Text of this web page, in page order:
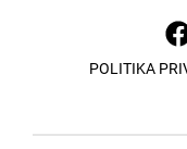
POLITIKA